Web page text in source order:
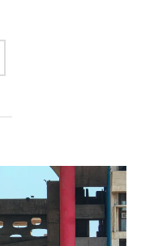
BAMBOO）の創り出すしな